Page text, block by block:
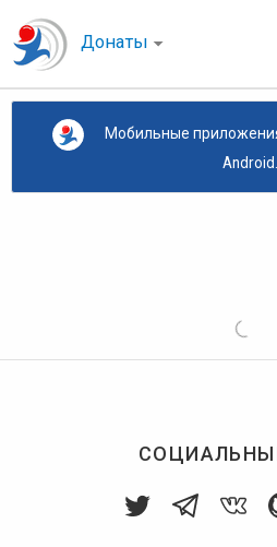
Донаты
Мобильные
Android...